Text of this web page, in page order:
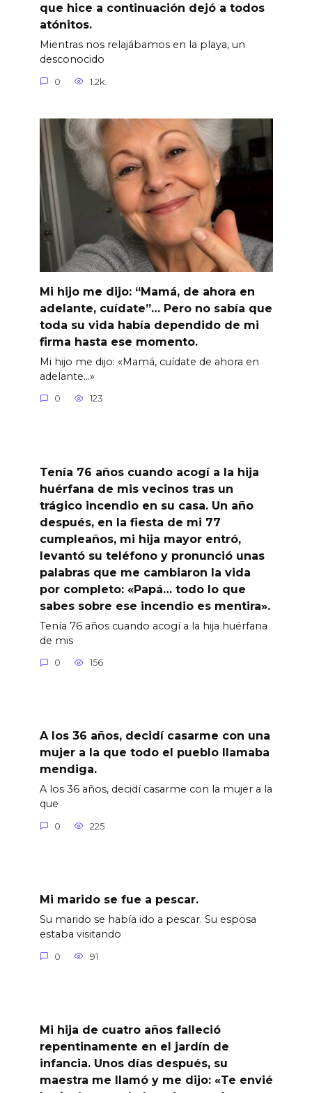
que hice a continuación dejó a todos
atónitos.
Mientras nos relajábamos en la playa, un
desconocido
0 1.2k.
Mi hijo me dijo: “Mamá, de ahora en
adelante, cuídate”… Pero no sabía que
toda su vida había dependido de mi
firma hasta ese momento.
Mi hijo me dijo: «Mamá, cuídate de ahora en
adelante…»
0 123
Tenía 76 años cuando acogí a la hija
huérfana de mis vecinos tras un
trágico incendio en su casa. Un año
después, en la fiesta de mi 77
cumpleaños, mi hija mayor entró,
levantó su teléfono y pronunció unas
palabras que me cambiaron la vida
por completo: «Papá… todo lo que
sabes sobre ese incendio es mentira».
Tenía 76 años cuando acogí a la hija huérfana
de mis
0 156
A los 36 años, decidí casarme con una
mujer a la que todo el pueblo llamaba
mendiga.
A los 36 años, decidí casarme con la mujer a la
que
0 225
Mi marido se fue a pescar.
Su marido se había ido a pescar. Su esposa
estaba visitando
0 91
Mi hija de cuatro años falleció
repentinamente en el jardín de
infancia. Unos días después, su
maestra me llamó y me dijo: «Te envié